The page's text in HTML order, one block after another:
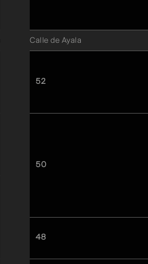
Calle de Ayala
52
50
48